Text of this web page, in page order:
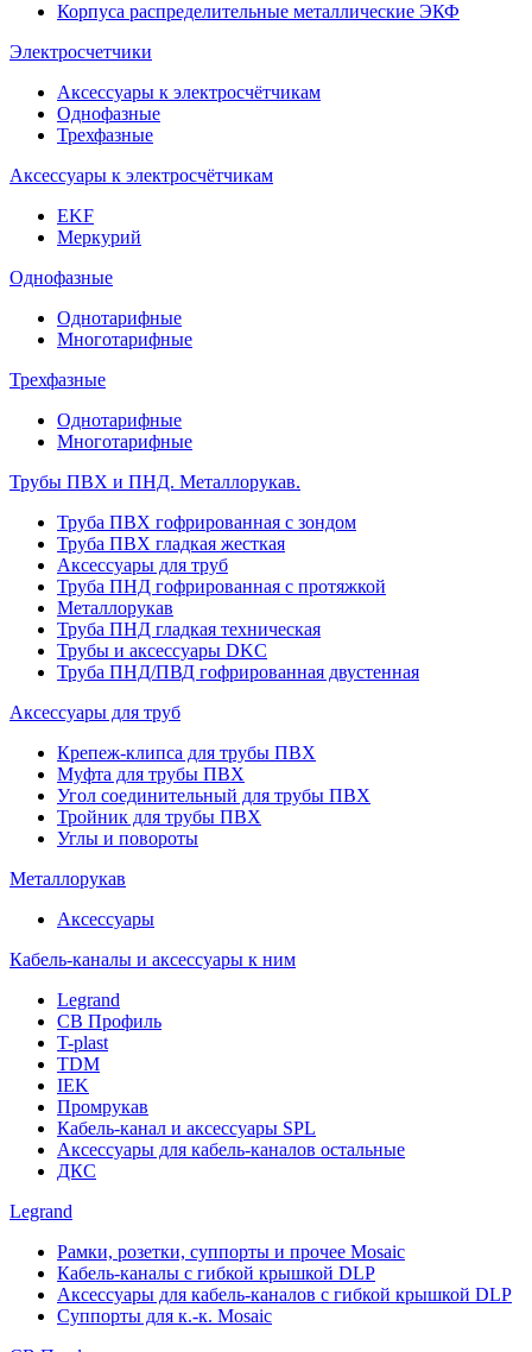
Корпуса распределительные металлические ЭКФ
Электросчетчики
Аксессуары к электросчётчикам
Однофазные
Трехфазные
Аксессуары к электросчётчикам
EKF
Меркурий
Однофазные
Однотарифные
Многотарифные
Трехфазные
Однотарифные
Многотарифные
Трубы ПВХ и ПНД. Металлорукав.
Труба ПВХ гофрированная с зондом
Труба ПВХ гладкая жесткая
Аксессуары для труб
Труба ПНД гофрированная с протяжкой
Металлорукав
Труба ПНД гладкая техническая
Трубы и аксессуары DKC
Труба ПНД/ПВД гофрированная двустенная
Аксессуары для труб
Крепеж-клипса для трубы ПВХ
Муфта для трубы ПВХ
Угол соединительный для трубы ПВХ
Тройник для трубы ПВХ
Углы и повороты
Металлорукав
Аксессуары
Кабель-каналы и аксессуары к ним
Legrand
СВ Профиль
T-plast
TDM
IEK
Промрукав
Кабель-канал и аксессуары SPL
Аксессуары для кабель-каналов остальные
ДКС
Legrand
Рамки, розетки, суппорты и прочее Mosaic
Кабель-каналы с гибкой крышкой DLP
Аксессуары для кабель-каналов с гибкой крышкой DLP
Суппорты для к.-к. Mosaic